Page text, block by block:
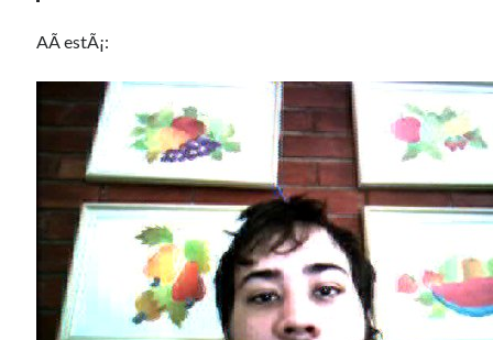
AÃ­ estÃ¡: